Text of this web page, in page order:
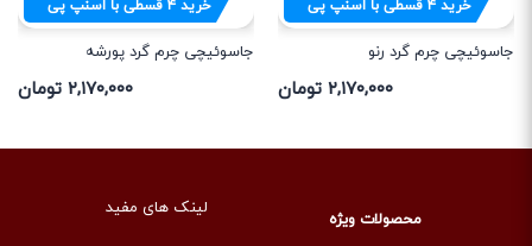
خرید۴قسطی با اسنپ پی
جاسوئیچی چرم گرد رنو
۲,۱۷۰,۰۰۰ تومان
خرید۴قسطی با اسنپ پی
جاسوئیچی چرم گرد پورشه
۲,۱۷۰,۰۰۰ تومان
محصولات ویژه
لینک های مفید